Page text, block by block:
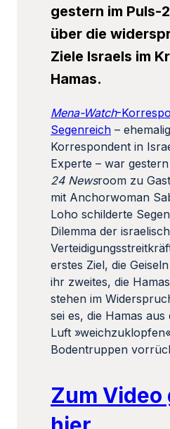
gestern im Puls-
über die
Ziele Israels im
Hamas.
Mena-Watch-
Segenreich –
Korrespondent in
Experte – war
24 Newsroom zu
mit Anchorwoman
Loho schilderte
Dilemma der
erstes Ziel, die
ihr zweites, die
stehen im
sei es, die Hamas aus
Luft
Bodentruppen
Zum Video